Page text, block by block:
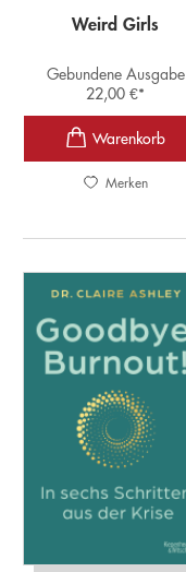
Weird Girls
Gebundene Ausgabe
22,00€*
Merken